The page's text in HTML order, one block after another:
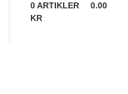
0ARTIKLER
0.00
KR